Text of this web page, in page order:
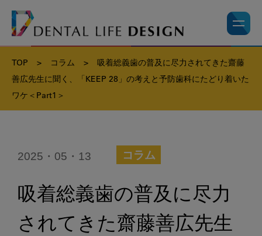
TOP > コラム >
吸着総義歯の普及に尽力されてきた齋藤
善広先生に聞く、「KEEP 28」の考えと予防歯科にたどり着いた
ワケ＜Part1＞
2025・05・13 コラム
吸着総義歯の普及に尽力
されてきた齋藤善広先生